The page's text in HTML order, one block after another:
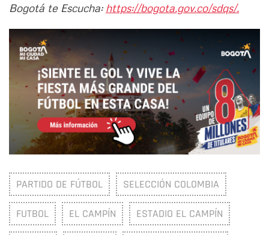
Bogotá te Escucha: https://bogota.gov.co/sdqs/.
PARTIDO DE FÚTBOL SELECCIÓN COLOMBIA
FUTBOL EL CAMPÍN ESTADIO EL CAMPÍN